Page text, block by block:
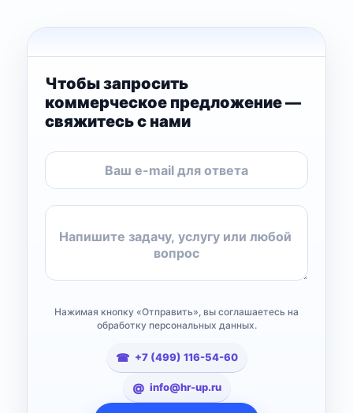
Чтобы запросить
коммерческое предложение —
свяжитесь с нами
Нажимая кнопку «Отправить», вы соглашаетесь на
обработку персональных данных.
+7 (499) 116-54-60
info@hr-up.ru